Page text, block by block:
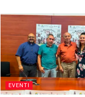
EVENTI